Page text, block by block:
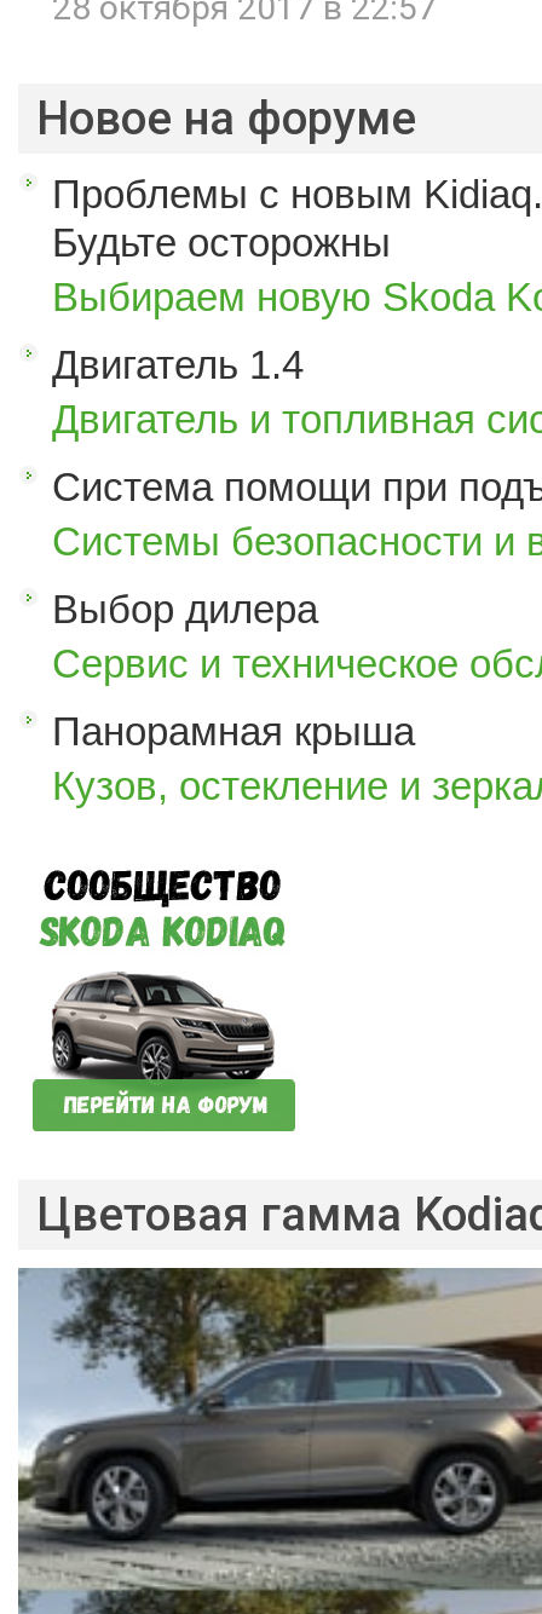
Новое на форуме
Проблемы с новым
Будьте осторожны
Выбираем новую Skoda
Двигатель 1.4
Двигатель и топливная
Система помощи при
Системы безопасности и
Выбор дилера
Сервис и техническое
Панорамная крыша
Кузов, остекление и
Цветовая гамма